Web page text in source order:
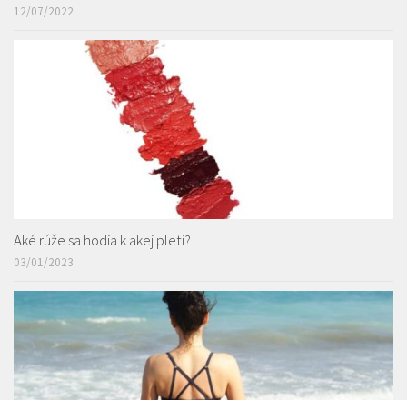
12/07/2022
Aké rúže sa hodia k akej pleti?
03/01/2023